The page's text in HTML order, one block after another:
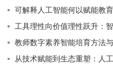
工具理性向价值理性跃升：
教师数字素养智能培育方法